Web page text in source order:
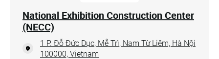
National Exhibition Construction Center
(NECC)
1 P. Đỗ Đức Dục, Mễ Trì, Nam Từ Liêm, Hà Nội
100000, Vietnam